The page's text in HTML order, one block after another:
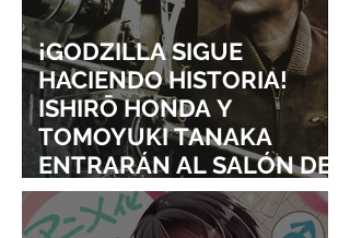
¡GODZILLA SIGUE
HACIENDO HISTORIA!
ISHIRŌ HONDA Y
TOMOYUKI TANAKA
ENTRARÁN AL SALÓN DE
LA FAMA DE LOS EFECTOS
VISUALES